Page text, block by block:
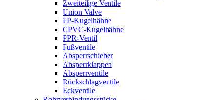
Zweiteilige Ventile
Union Valve
PP-Kugelhähne
CPVC-Kugelhähne
PPR-Ventil
Fußventile
Absperrschieber
Absperrklappen
Absperrventile
Rückschlagventile
Eckventile